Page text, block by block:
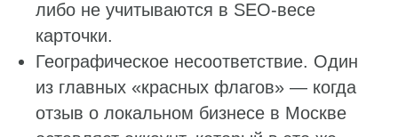
либо не учитываются в SEO-весе
карточки.
Географическое несоответствие. Один
из главных «красных флагов» — когда
отзыв о локальном бизнесе в Москве